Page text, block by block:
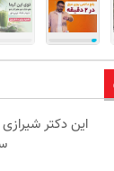
این دکتر شیرازی